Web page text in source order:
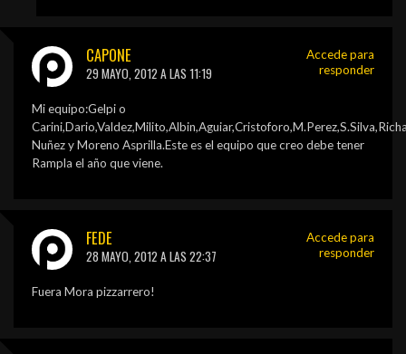
CAPONE
29 MAYO, 2012 A LAS 11:19
Mi equipo:Gelpi o
Nuñez y Moreno Asprilla.Este es el equipo que creo debe tener
Rampla el año que viene.
Accede para
responder
FEDE
28 MAYO, 2012 A LAS 22:37
Fuera Mora pizzarrero!
Accede para
responder